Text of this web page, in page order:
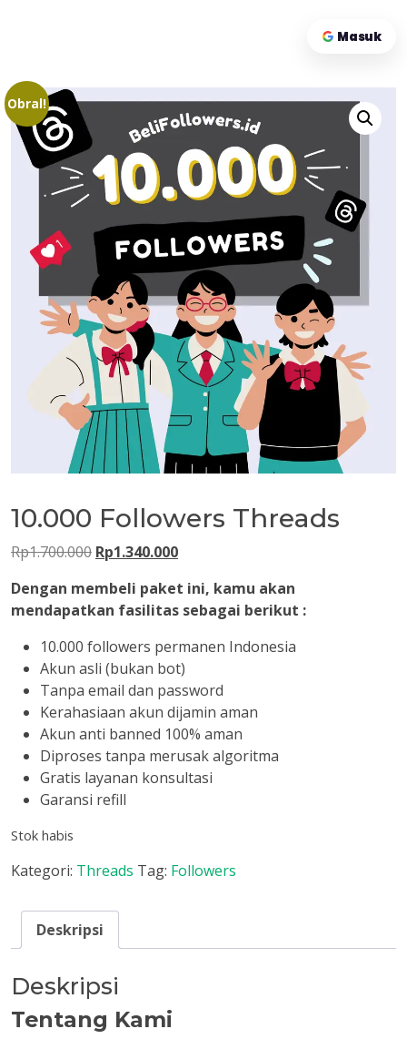
Masuk
Obral!
10.000 Followers Threads
Rp1.700.000 Harga
adalah:
Rp1.700.000.
Rp1.340.000Harga
ini
adalah:
Rp1.340.000.
Dengan membeli paket ini, kamu akan
mendapatkan fasilitas sebagai berikut :
10.000 followers permanen Indonesia
Akun asli (bukan bot)
Tanpa email dan password
Kerahasiaan akun dijamin aman
Akun anti banned 100% aman
Diproses tanpa merusak algoritma
Gratis layanan konsultasi
Garansi refill
Stok habis
Kategori: Threads Tag: Followers
Deskripsi
Deskripsi
Tentang Kami